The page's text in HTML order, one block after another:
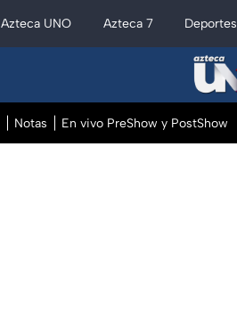
Azteca UNO Azteca 7 Deportes
Notas En vivo PreShow y PostShow